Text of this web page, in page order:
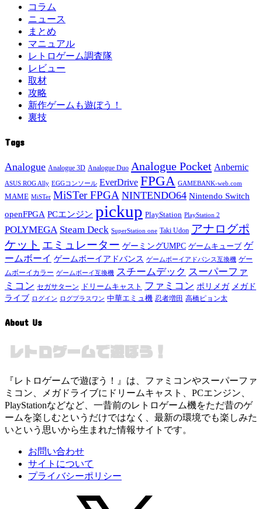
コラム
ニュース
まとめ
マニュアル
レトロゲーム調査隊
レビュー
取材
攻略
新作ゲームも遊ぼう！
裏技
Tags
Analogue Analogue 3D Analogue Duo Analogue Pocket Anbernic
ASUS ROG Ally EGGコンソール EverDrive FPGA GAMEBANK-web.com
MAME MiSTer MiSTer FPGA NINTENDO64 Nintendo Switch
openFPGA PCエンジン pickup PlayStation PlayStation 2
POLYMEGA Steam Deck SuperStation one Taki Udon アナログポ
ケット エミュレーター ゲーミングUMPC ゲームキューブ ゲ
ームボーイ ゲームボーイアドバンス ゲームボーイアドバンス互換機 ゲー
ムボーイカラー ゲームボーイ互換機 スチームデック スーパーファ
ミコン セガサターン ドリームキャスト ファミコン ポリメガ メガド
ライブ ログイン ログプラスワン 中華エミュ機 忍者増田 高橋ピョン太
About Us
『レトロゲームで遊ぼう！』は、ファミコンやスーパーファ
ミコン、メガドライブにドリームキャスト、PCエンジン、
PlayStationなどなど、一昔前のレトロゲーム機をただ昔のゲ
ームを楽しむというだけではなく、最新の環境でも楽しみた
いという思いから生まれた情報サイトです。
お問い合わせ
サイトについて
プライバシーポリシー